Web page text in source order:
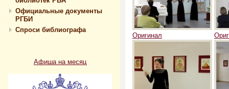
Официальные документы
РГБИ
Спроси библиографа
Афиша на месяц
Оригинал